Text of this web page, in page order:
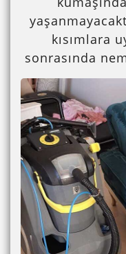
kısımlara
sonrasında